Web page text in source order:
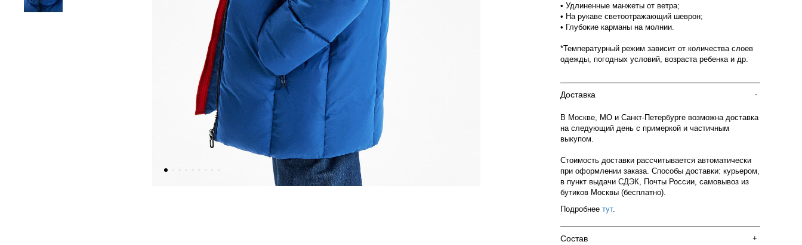
• Удлиненные манжеты от ветра;
• На рукаве светоотражающий шеврон;
• Глубокие карманы на молнии.
*Температурный режим зависит от количества слоев
одежды, погодных условий, возраста ребенка и др.
Доставка -
В Москве, МО и Санкт-Петербурге возможна доставка
на следующий день с примеркой и частичным
выкупом.
Стоимость доставки рассчитывается автоматически
при оформлении заказа. Способы доставки: курьером,
в пункт выдачи СДЭК, Почты России, самовывоз из
бутиков Москвы (бесплатно).
Подробнее тут.
Состав +